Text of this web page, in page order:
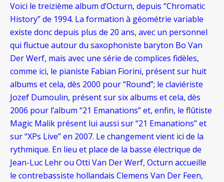
Voici le treizième album d’Octurn, depuis “Chromatic
History” de 1994. La formation à géométrie variable
existe donc depuis plus de 20 ans, avec un personnel
qui fluctue autour du saxophoniste baryton Bo Van
Der Werf, mais avec une série de complices fidèles,
comme ici, le pianiste Fabian Fiorini, présent sur huit
albums et cela, dès 2000 pour “Round”; le claviériste
Jozef Dumoulin, présent sur six albums et cela, dès
2006 pour l’album “21 Emanations” et, enfin, le flûtiste
Magic Malik présent lui aussi sur “21 Emanations” et
sur “XPs Live” en 2007. Le changement vient ici de la
rythmique. En lieu et place de la basse électrique de
Jean-Luc Lehr ou Otti Van Der Werf, Octurn accueille
le contrebassiste hollandais Clemens Van Der Feen,